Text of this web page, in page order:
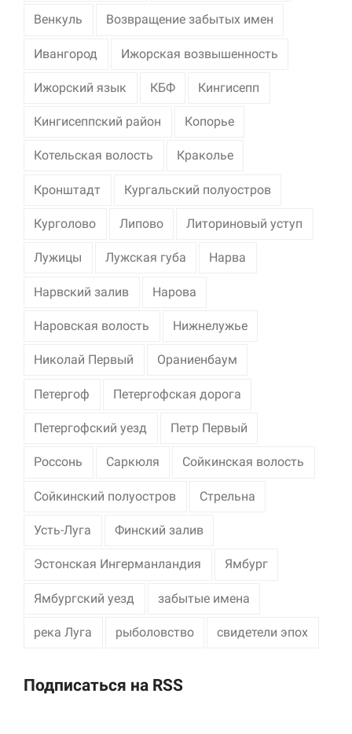
Венкуль Возвращение забытых имен
Ивангород Ижорская возвышенность
Ижорский язык КБФ Кингисепп
Кингисеппский район Копорье
Котельская волость Краколье
Кронштадт Кургальский полуостров
Курголово Липово Литориновый уступ
Лужицы Лужская губа Нарва
Нарвский залив Нарова
Наровская волость Нижнелужье
Николай Первый Ораниенбаум
Петергоф Петергофская дорога
Петергофский уезд Петр Первый
Россонь Саркюля Сойкинская волость
Сойкинский полуостров Стрельна
Усть-Луга Финский залив
Эстонская Ингерманландия Ямбург
Ямбургский уезд забытые имена
река Луга рыболовство свидетели эпох
Подписаться на RSS